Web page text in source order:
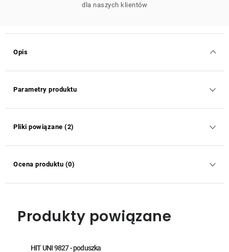
dla naszych klientów
Opis
Parametry produktu
Pliki powiązane (2)
Ocena produktu (0)
Produkty powiązane
HIT UNI 9827 - poduszka